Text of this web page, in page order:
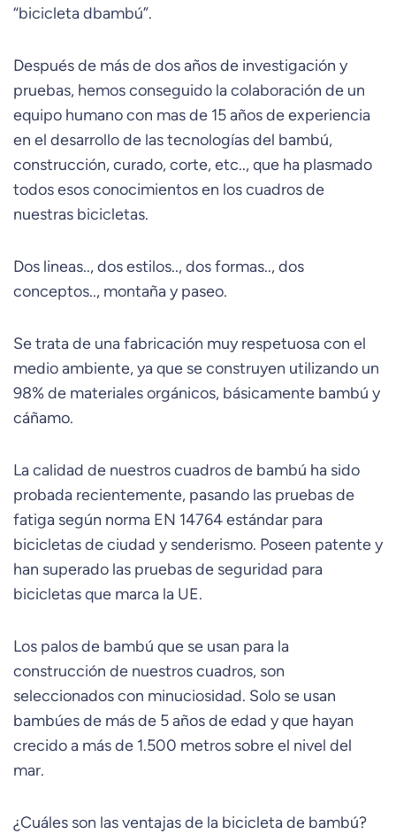
“bicicleta dbambú”.
Después de más de dos años de investigación y
pruebas, hemos conseguido la colaboración de un
equipo humano con mas de 15 años de experiencia
en el desarrollo de las tecnologías del bambú,
construcción, curado, corte, etc.., que ha plasmado
todos esos conocimientos en los cuadros de
nuestras bicicletas.
Dos lineas.., dos estilos.., dos formas.., dos
conceptos.., montaña y paseo.
Se trata de una fabricación muy respetuosa con el
medio ambiente, ya que se construyen utilizando un
98% de materiales orgánicos, básicamente bambú y
cáñamo.
La calidad de nuestros cuadros de bambú ha sido
probada recientemente, pasando las pruebas de
fatiga según norma EN 14764 estándar para
bicicletas de ciudad y senderismo. Poseen patente y
han superado las pruebas de seguridad para
bicicletas que marca la UE.
Los palos de bambú que se usan para la
construcción de nuestros cuadros, son
seleccionados con minuciosidad. Solo se usan
bambúes de más de 5 años de edad y que hayan
crecido a más de 1.500 metros sobre el nivel del
mar.
¿Cuáles son las ventajas de la bicicleta de bambú?